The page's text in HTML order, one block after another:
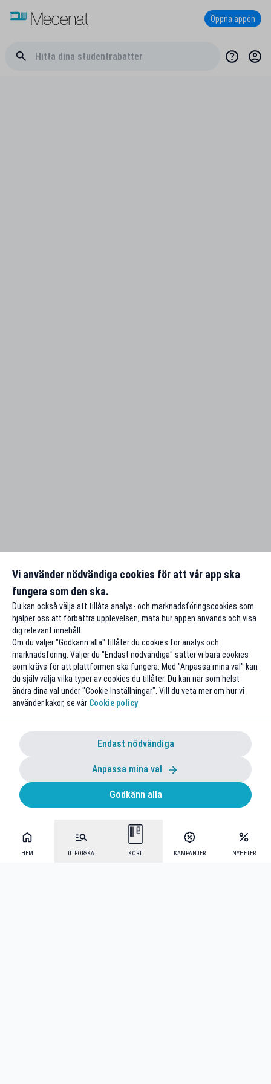
HEM UTFORSKA KORT KAMPANJER NYHETER
Öppna appen
Vi använder nödvändiga cookies för att vår app ska
fungera som den ska.
Du kan också välja att tillåta analys- och marknadsföringscookies som
hjälper oss att förbättra upplevelsen, mäta hur appen används och visa
dig relevant innehåll.
Om du väljer "Godkänn alla" tillåter du cookies för analys och
marknadsföring. Väljer du "Endast nödvändiga" sätter vi bara cookies
som krävs för att plattformen ska fungera. Med "Anpassa mina val" kan
du själv välja vilka typer av cookies du tillåter. Du kan när som helst
ändra dina val under "Cookie Inställningar". Vill du veta mer om hur vi
använder kakor, se vår Cookie policy
Endast nödvändiga
Anpassa mina val
Godkänn alla